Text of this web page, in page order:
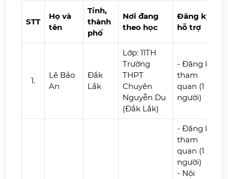
STT
Họ và
tên
Tỉnh,
thành
phố
Nơi đang
theo học
Đăng ký
hỗ trợ
phố
Nơi đang
theo học
hỗ trợ
1.
Lê Bảo
An
Đắk
Lắk
Lớp: 11TH
Trường
THPT
Chuyên
Nguyễn Du
(Đắk Lắk)
- Đăng ký
tham
quan (1
người)
- Đăng ký
tham
quan (1
người)
- Nội